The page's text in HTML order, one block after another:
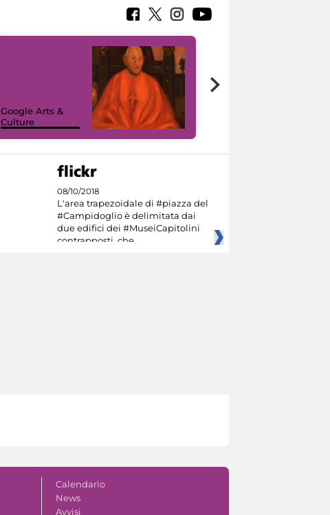
Google Arts &
Culture
08/10/2018
L'area trapezoidale di #piazza del
#Campidoglio è delimitata dai
due edifici dei #MuseiCapitolini
contrapposti, che
Calendario
News
Avvisi